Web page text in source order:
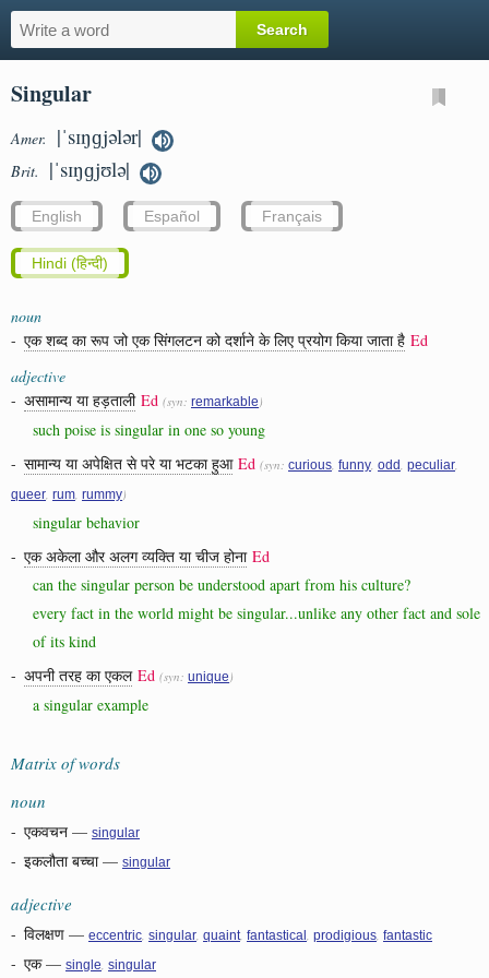
Singular
Amer. |ˈsɪŋɡjələr|
Brit. |ˈsɪŋɡjʊlə|
English Español Français
Hindi (हिन्दी)
noun
- एक शब्द का रूप जो एक सिंगलटन को दर्शाने के लिए प्रयोग किया जाता है Ed
adjective
- असामान्य या हड़ताली Ed (syn: remarkable )
such poise is singular in one so young
- सामान्य या अपेक्षित से परे या भटका हुआ Ed (syn: curious funny odd peculiar
queer rum rummy)
singular behavior
- एक अकेला और अलग व्यक्ति या चीज होना Ed
can the singular person be understood apart from his culture?
every fact in the world might be singular...unlike any other fact and sole
of its kind
- अपनी तरह का एकल Ed (syn: unique )
a singular example
Matrix of words
noun
- एकवचन — singular
- इकलौता बच्चा— singular
adjective
- विलक्षण — eccentric singular quaint fantastical prodigious fantastic
- एक— single singular